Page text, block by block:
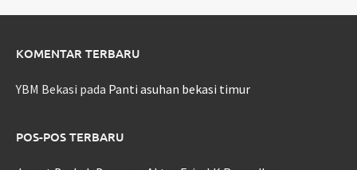
KOMENTAR TERBARU
YBM Bekasi pada Panti asuhan bekasi timur
POS-POS TERBARU